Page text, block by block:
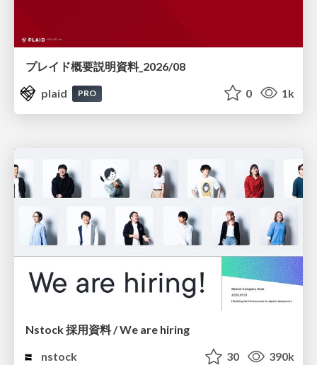
プレイド概要説明資料_2026/08
plaid
PRO 0 1k
Nstock 採用資料 / We are hiring
nstock
30 390k